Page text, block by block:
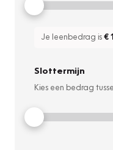
Je leenbedrag is€
Slottermijn
Kies een bedrag